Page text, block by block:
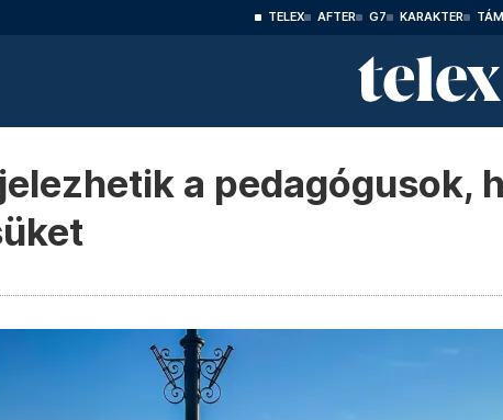
TELEX AFTER G7 KARAKTER
a pedagógusok,